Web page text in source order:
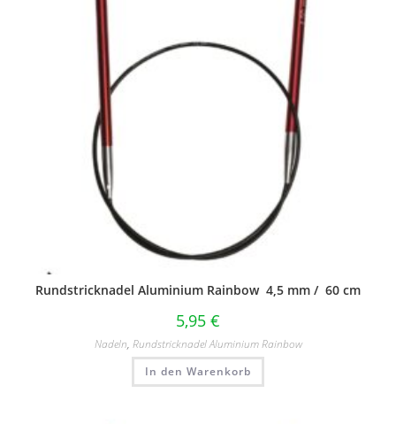
Rundstricknadel Aluminium Rainbow 4,5 mm / 60 cm
5,95 €
Nadeln, Rundstricknadel Aluminium Rainbow
In den Warenkorb